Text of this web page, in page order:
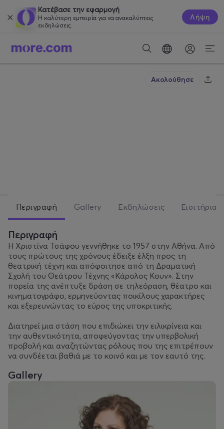
Κατέβασε την εφαρμογή
Η καλύτερη εμπειρία για να ανακαλύπτεις
εκδηλώσεις.
Λήψη
Ακολούθησε
Περιγραφή Gallery Εκδηλώσεις Εισιτήρια
Περιγραφή
Η Χριστίνα Τσάφου γεννήθηκε το 1957 στην Αθήνα. Από
τους πρώτους της χρόνους έδειξε έλξη προς τη
θεατρική τέχνη και απόφοιτησε από τη Δραματική
Σχολή του Θεάτρου Τέχνης «Κάρολος Κουν». Στην
πορεία της ανέπτυξε δράση σε τηλεόραση, θέατρο και
κινηματογράφο, ερμηνεύοντας ποικίλους χαρακτήρες
και εξερευνώντας το εύρος της υποκριτικής.
Διατηρεί μια στάση που επιδιώκει την ειλικρίνεια και
την αυθεντικότητα, αποφεύγοντας την υπερβολική
προβολή και αναζητώντας ρόλους που της επιτρέπουν
να συνδέεται βαθιά με το κοινό και με τον εαυτό της.
Gallery